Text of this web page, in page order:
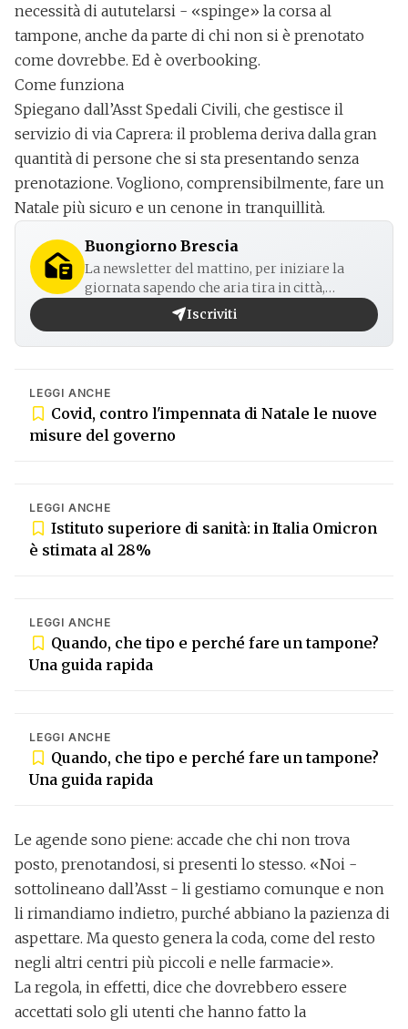
necessità di aututelarsi - «spinge» la corsa al
tampone, anche da parte di chi non si è prenotato
come dovrebbe. Ed è overbooking.
Come funziona
Spiegano dall’Asst Spedali Civili, che gestisce il
servizio di via Caprera: il problema deriva dalla gran
quantità di persone che si sta presentando senza
prenotazione. Vogliono, comprensibilmente, fare un
Natale più sicuro e un cenone in tranquillità.
Buongiorno Brescia
La newsletter del mattino, per iniziare la
giornata sapendo che aria tira in città,
provincia e non solo.
Iscriviti
giornata sapendo che
Email*
Quando invii il modulo, controlla la tua inbox per
Informativa ai sensi dell’articolo 13 del
Regolamento UE 2016/679 o GDPR*
LEGGI ANCHE
Covid, contro l'impennata di Natale le nuove
misure del governo
LEGGI ANCHE
Istituto superiore di sanità: in Italia Omicron
è stimata al 28%
LEGGI ANCHE
Quando, che tipo e perché fare un tampone?
Una guida rapida
LEGGI ANCHE
Quando, che tipo e perché fare un tampone?
Una guida rapida
Le agende sono piene: accade che chi non trova
posto, prenotandosi, si presenti lo stesso. «Noi -
sottolineano dall’Asst - li gestiamo comunque e non
li rimandiamo indietro, purché abbiano la pazienza di
aspettare. Ma questo genera la coda, come del resto
negli altri centri più piccoli e nelle farmacie».
La regola, in effetti, dice che dovrebbero essere
accettati solo gli utenti che hanno fatto la